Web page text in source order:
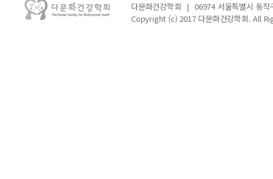
다문화건강학회 | 06974 서울특별시 동
Copyright (c) 2017 다문화건강학회. All